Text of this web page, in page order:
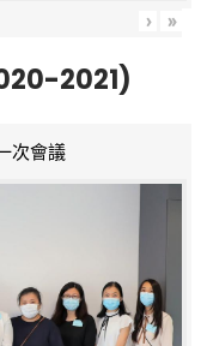
› »
2021)
次會議